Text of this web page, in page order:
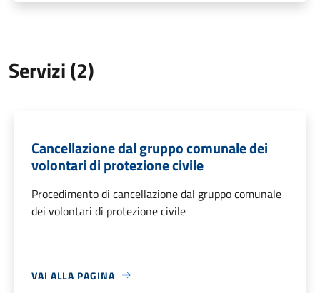
Servizi (2)
Cancellazione dal gruppo comunale dei
volontari di protezione civile
Procedimento di cancellazione dal gruppo comunale
dei volontari di protezione civile
VAI ALLA PAGINA